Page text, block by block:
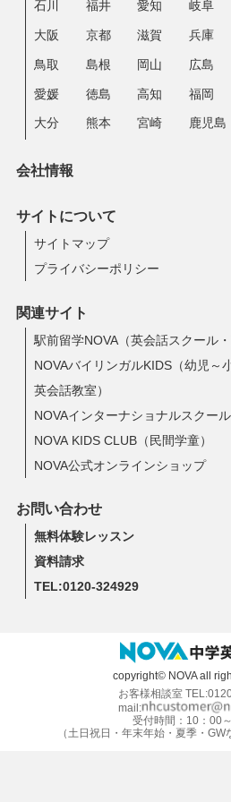
石川 福井 愛知 岐阜
大阪 京都 滋賀 兵庫
鳥取 島根 岡山 広島
愛媛 徳島 高知 福岡
大分 熊本 宮崎 鹿児島
会社情報
サイトについて
サイトマップ
プライバシーポリシー
関連サイト
駅前留学NOVA（英会話スクール・
NOVAバイリンガルKIDS（幼児～
英会話教室）
NOVAインターナショナルスクール
NOVA KIDS CLUB（民間学童）
NOVA公式オンラインショップ
お問い合わせ
無料体験レッスン
資料請求
TEL:0120-324929
copyright© NOVA all
お客様相談室
mail:
受付時間：10：00
（土日祝日・年末年始・夏季・GW